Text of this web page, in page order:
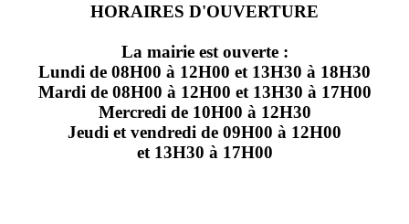
HORAIRES D'OUVERTURE
La mairie est ouverte :
Lundi de 08H00 à 12H00 et 13H30 à 18H30
Mardi de 08H00 à 12H00 et 13H30 à 17H00
Mercredi de 10H00 à 12H30
Jeudi et vendredi de 09H00 à 12H00
et 13H30 à 17H00